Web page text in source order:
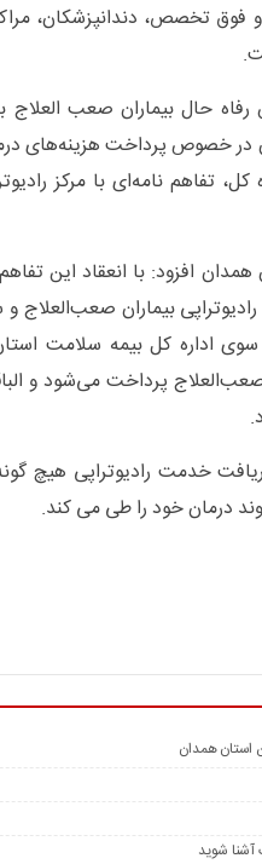
تخصص، دندانپزشکان، مراکز
حال بیماران صعب العلاج
در خصوص پرداخت هزینه‌های
تفاهم نامه‌ای با مرکز
افزود: با انعقاد این
رادیوتراپی بیماران
سوی اداره کل بیمه سلامت
پرداخت می‌شود و
خدمت رادیوتراپی هیچ
درمان خود را طی می کند.
استان همدان
آشنا شوید